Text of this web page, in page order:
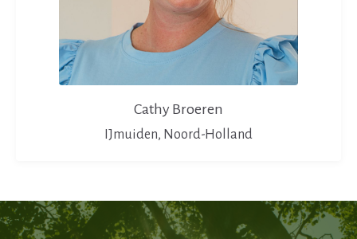
Cathy Broeren
IJmuiden, Noord-Holland